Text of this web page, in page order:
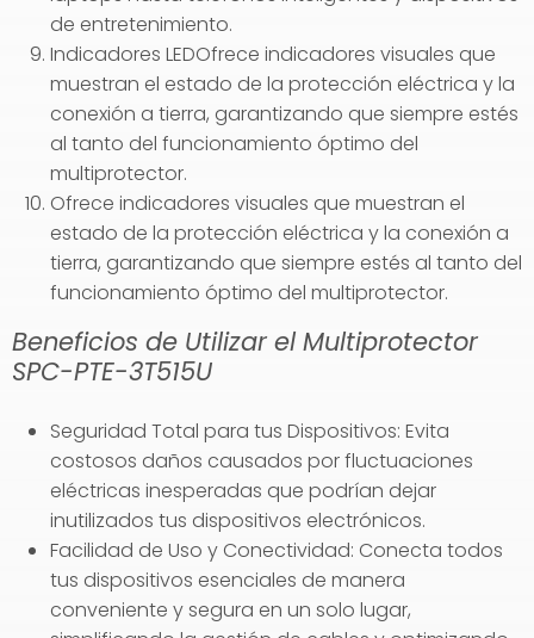
de entretenimiento.
Indicadores LEDOfrece indicadores visuales que
muestran el estado de la protección eléctrica y la
conexión a tierra, garantizando que siempre estés
al tanto del funcionamiento óptimo del
multiprotector.
Ofrece indicadores visuales que muestran el
estado de la protección eléctrica y la conexión a
tierra, garantizando que siempre estés al tanto del
funcionamiento óptimo del multiprotector.
Beneficios de Utilizar el Multiprotector
SPC-PTE-3T515U
Seguridad Total para tus Dispositivos: Evita
costosos daños causados por fluctuaciones
eléctricas inesperadas que podrían dejar
inutilizados tus dispositivos electrónicos.
Facilidad de Uso y Conectividad: Conecta todos
tus dispositivos esenciales de manera
conveniente y segura en un solo lugar,